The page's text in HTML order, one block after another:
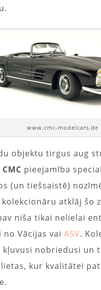
www.cmc-modelcars.de
objektu tirgus aug
CMC pieejamība
(un tiešsaistē)
atklāj šo
niša tikai nelielai
no Vācijas vai ASV.
kļuvusi nobriedusi un
lietas, kur kvalitātei